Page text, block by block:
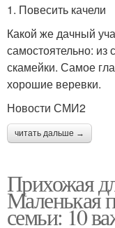
1. Повесить качели
Какой же дачный
самостоятельно: из
скамейки. Самое
хорошие веревки.
Новости СМИ2
читать дальше →
Прихожая
Маленькая
семьи: 10